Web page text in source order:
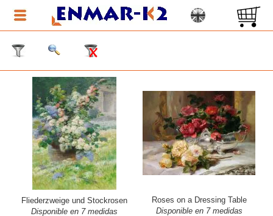
Fliederzweige und Stockrosen
Disponible en 7 medidas
Roses on a Dressing Table
Disponible en 7 medidas